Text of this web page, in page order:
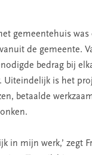
gemeentehuis
de gemeente.
bedrag bij
Uiteindelijk is het
betaalde
in mijn werk,’ zegt